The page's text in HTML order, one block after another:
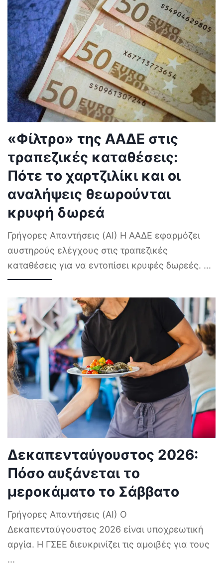
«Φίλτρο» της ΑΑΔΕ στις
τραπεζικές καταθέσεις:
Πότε το χαρτζιλίκι και οι
αναλήψεις θεωρούνται
κρυφή δωρεά
Γρήγορες Απαντήσεις (AI) Η ΑΑΔΕ εφαρμόζει
αυστηρούς ελέγχους στις τραπεζικές
καταθέσεις για να εντοπίσει κρυφές δωρεές. ...
Δεκαπενταύγουστος 2026:
Πόσο αυξάνεται το
μεροκάματο το Σάββατο
Γρήγορες Απαντήσεις (AI) Ο
Δεκαπενταύγουστος 2026 είναι υποχρεωτική
αργία. Η ΓΣΕΕ διευκρινίζει τις αμοιβές για τους
...